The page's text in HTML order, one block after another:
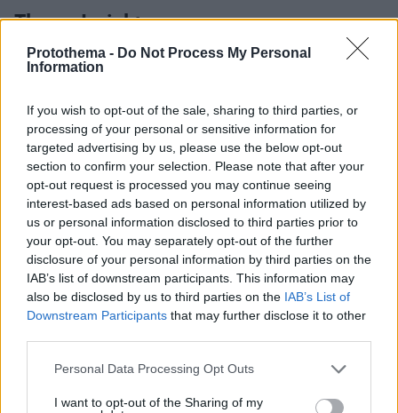
Protothema - Do Not Process My Personal
Information
If you wish to opt-out of the sale, sharing to third parties, or
processing of your personal or sensitive information for
targeted advertising by us, please use the below opt-out
section to confirm your selection. Please note that after your
opt-out request is processed you may continue seeing
interest-based ads based on personal information utilized by
us or personal information disclosed to third parties prior to
your opt-out. You may separately opt-out of the further
disclosure of your personal information by third parties on the
IAB’s list of downstream participants. This information may
also be disclosed by us to third parties on the IAB’s List of
Downstream Participants that may further disclose it to other
Please note that this website/app uses one or more Google
not limited to your visit or usage behaviour. You may click to
Personal Data Processing Opt Outs
I want to opt-out of the Sharing of my
Thema Insights